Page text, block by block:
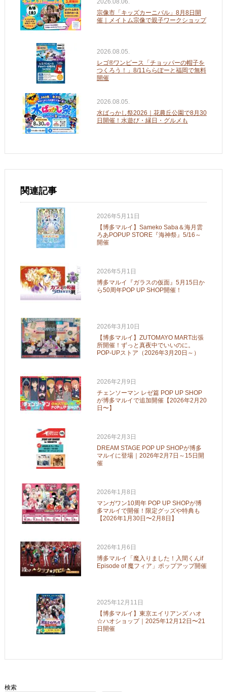
宗像市「キッズカーニバル」8月8日開
催｜メイトム宗像で親子ワークショップ
2026.08.05.
レゴ®ワンピース「チョッパーの帽子を
つくろう！」8/11ららぽーと福岡で無料
開催
2026.08.05.
水ばっかし祭2026｜花農丘公園で8月30
日開催！水遊び・縁日・グルメも
関連記事
2026年5月11日
【博多マルイ】Sameko Saba＆海月雲
ろあPOPUP STORE『海神祭』5/16～
開催
2026年5月1日
博多マルイ『ガラスの仮面』5月15日か
ら50周年POP UP SHOP開催！
2026年3月10日
【博多マルイ】ZUTOMAYO MART出張
所開催！ずっと真夜中でいいのに。
POP-UPストア（2026年3月20日～）
2026年2月9日
チェンソーマン レゼ篇 POP UP SHOP
が博多マルイで追加開催【2026年2月20
日〜】
2026年2月3日
DREAM STAGE POP UP SHOPが博多
マルイに登場｜2026年2月7日～15日開
催
2026年1月8日
マンガワン10周年 POP UP SHOPが博
多マルイで開催！限定グッズや特典も
【2026年1月30日〜2月8日】
2026年1月6日
博多マルイ「魔入りました！入間くんif
Episode of 魔フィア」ポップアップ開催
2025年12月11日
【博多マルイ】東京エイリアンズ ハオ
☆ハオショップ｜2025年12月12日〜21
日開催
検索